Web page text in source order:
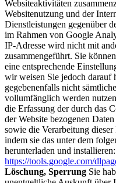
Websiteaktivitäten
Websitenutzung und der
Dienstleistungen gegenüber
im Rahmen von Google
IP-Adresse wird nicht mit
zusammengeführt. Sie
eine entsprechende
wir weisen Sie jedoch darauf
gegebenenfalls nicht
vollumfänglich werden
die Erfassung der durch das
der Website bezogenen
sowie die Verarbeitung
indem sie das unter dem
herunterladen und installieren:
https://tools.google.com/
Löschung, Sperrung Sie